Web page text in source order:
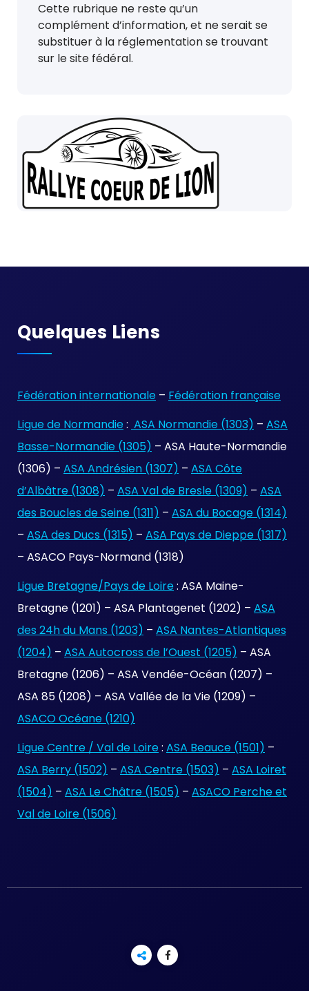
Cette rubrique ne reste qu’un
complément d’information, et ne serait se
substituer à la réglementation se trouvant
sur le site fédéral.
Quelques Liens
Fédération internationale – Fédération française
Ligue de Normandie : ASA Normandie (1303) – ASA
Basse-Normandie (1305) – ASA Haute-Normandie
(1306) – ASA Andrésien (1307) – ASA Côte
d’Albâtre (1308) – ASA Val de Bresle (1309) – ASA
des Boucles de Seine (1311) – ASA du Bocage (1314)
– ASA des Ducs (1315) – ASA Pays de Dieppe (1317)
– ASACO Pays-Normand (1318)
Ligue Bretagne/Pays de Loire : ASA Maine-
Bretagne (1201) – ASA Plantagenet (1202) – ASA
des 24h du Mans (1203) – ASA Nantes-Atlantiques
(1204) – ASA Autocross de l’Ouest (1205) – ASA
Bretagne (1206) – ASA Vendée-Océan (1207) –
ASA 85 (1208) – ASA Vallée de la Vie (1209) –
ASACO Océane (1210)
Ligue Centre / Val de Loire : ASA Beauce (1501) –
ASA Berry (1502) – ASA Centre (1503) – ASA Loiret
(1504) – ASA Le Châtre (1505) – ASACO Perche et
Val de Loire (1506)